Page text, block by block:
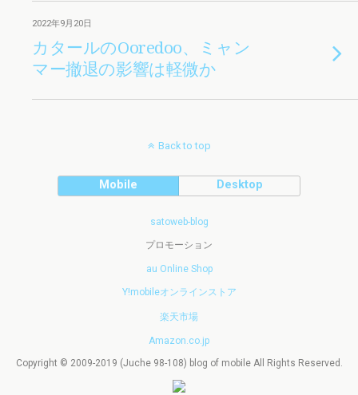
2022年9月20日
カタールのOoredoo、ミャン
マー撤退の影響は軽微か
Back to top
Mobile Desktop
satoweb-blog
プロモーション
au Online Shop
Y!mobileオンラインストア
楽天市場
Amazon.co.jp
Copyright © 2009-2019 (Juche 98-108) blog of mobile All Rights Reserved.